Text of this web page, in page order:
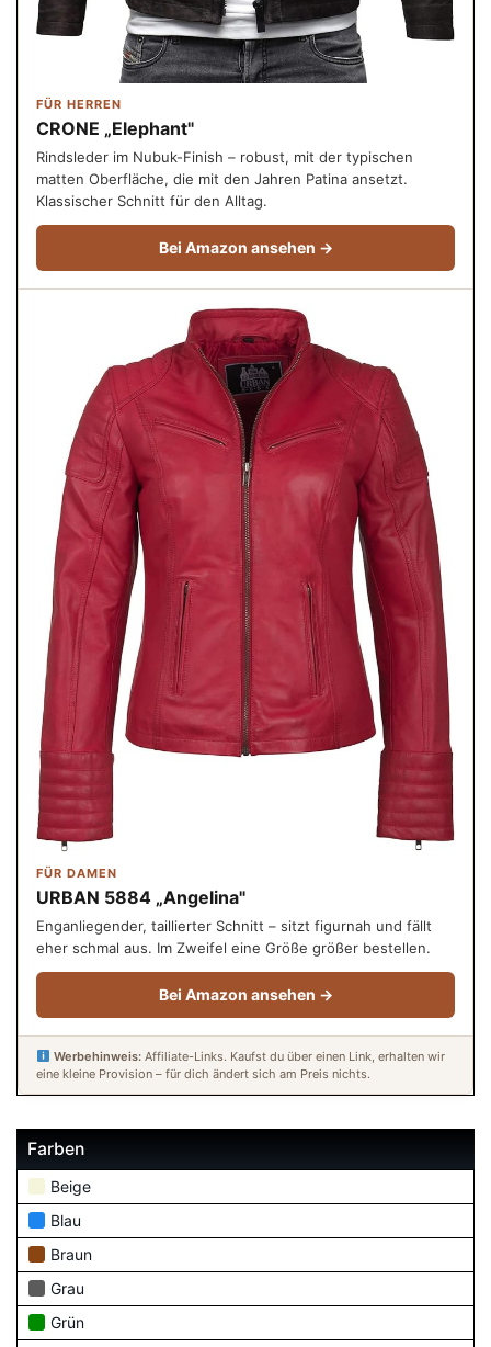
FÜR HERREN
CRONE „Elephant"
Rindsleder im Nubuk-Finish – robust, mit der typischen
matten Oberfläche, die mit den Jahren Patina ansetzt.
Klassischer Schnitt für den Alltag.
Bei Amazon ansehen →
FÜR DAMEN
URBAN 5884 „Angelina"
Enganliegender, taillierter Schnitt – sitzt figurnah und fällt
eher schmal aus. Im Zweifel eine Größe größer bestellen.
Bei Amazon ansehen →
Werbehinweis:Affiliate-Links. Kaufst du über einen Link, erhalten wir
eine kleine Provision – für dich ändert sich am Preis nichts.
Farben
Beige
Blau
Braun
Grau
Grün